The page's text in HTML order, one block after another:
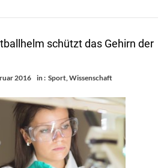
schützt das Gehirn der
2016 in : Sport,Wissenschaft